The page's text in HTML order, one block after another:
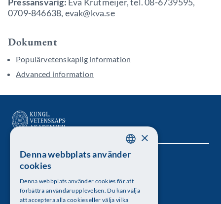
0709-846638, evak@kva.se
Dokument
Populärvetenskaplig information
Advanced information
Kungl. Vetenskapsakademien
Besöksadress: Lilla Frescativägen 4A
Telefon: 08-673 95 00
SWEDISH
×
Denna webbplats använder
cookies
Denna webbplats använder cookies för att
förbättra användarupplevelsen. Du kan välja
att acceptera alla cookies eller välja vilka